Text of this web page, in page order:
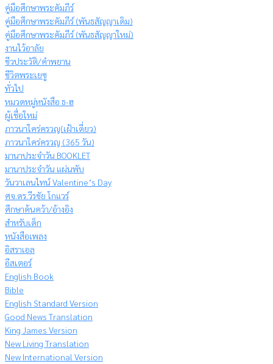
คู่มือศึกษาพระคัมภีร์
คู่มือศึกษาพระคัมภีร์ (พันธสัญญาเดิม)
คู่มือศึกษาพระคัมภีร์ (พันธสัญญาใหม่)
งานไว้อาลัย
ชีวประวัติ/คำพยาน
ชีวิตพระเยซู
ทั่วไป
หมวดหมู่หนังสือ ธ-ฮ
ผู้เชื่อใหม่
ภาวนาใคร่ครวญ(เฝ้าเดี่ยว)
ภาวนาใคร่ครวญ (365 วัน)
มานาประจำวัน BOOKLET
มานาประจำวัน แผ่นพับ
วันวาเลนไทน์ Valentine’s Day
ศจ.ดร.วีรชัย โกแวร์
ศึกษาค้นคว้า/อ้างอิง
สำหรับเด็ก
หนังสือเพลง
อิสราเอล
อีสเตอร์
English Book
Bible
English Standard Version
Good News Translation
King James Version
New Living Translation
New International Version